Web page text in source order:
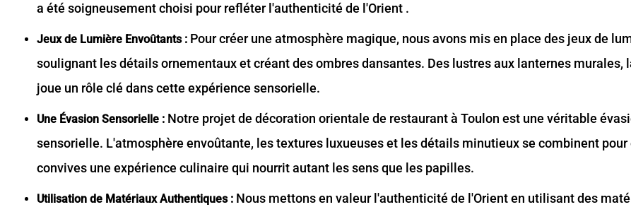
a été soigneusement choisi pour refléter l'authenticité de l'Orient .
Jeux de Lumière Envoûtants : Pour créer une atmosphère magique, nous avons mis en place des jeux de
soulignant les détails ornementaux et créant des ombres dansantes. Des lustres aux lanternes murales,
joue un rôle clé dans cette expérience sensorielle.
Une Évasion Sensorielle : Notre projet de décoration orientale de restaurant à Toulon est une véritable
sensorielle. L'atmosphère envoûtante, les textures luxueuses et les détails minutieux se combinent pour
convives une expérience culinaire qui nourrit autant les sens que les papilles.
Utilisation de Matériaux Authentiques : Nous mettons en valeur l'authenticité de l'Orient en utilisant des